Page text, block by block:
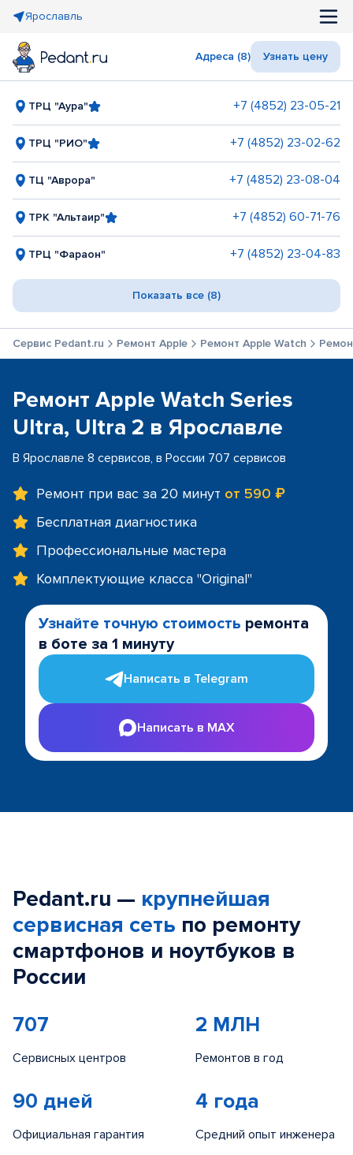
Ярославль
Адреса (8) Узнать цену
ТРЦ "Аура" +7 (4852) 23-05-21
ТРЦ "РИО" +7 (4852) 23-02-62
ТЦ "Аврора" +7 (4852) 23-08-04
ТРК "Альтаир" +7 (4852) 60-71-76
ТРЦ "Фараон" +7 (4852) 23-04-83
Показать все (8)
Сервис Pedant.ru Ремонт Apple Ремонт Apple Watch
Ремонт Apple Watch Series
Ultra, Ultra 2 в Ярославле
В Ярославле 8 сервисов, в России 707 сервисов
Ремонт при вас за 20 минут от 590 ₽
Бесплатная диагностика
Профессиональные мастера
Комплектующие класса "Original"
Узнайте точную стоимость ремонта
в боте за 1 минуту
Написать в Telegram
Написать в MAX
Pedant.ru — крупнейшая
сервисная сеть по ремонту
смартфонов и ноутбуков в
России
707
Сервисных центров
2 МЛН
Ремонтов в год
90 дней
Официальная гарантия
4 года
Средний опыт инженера